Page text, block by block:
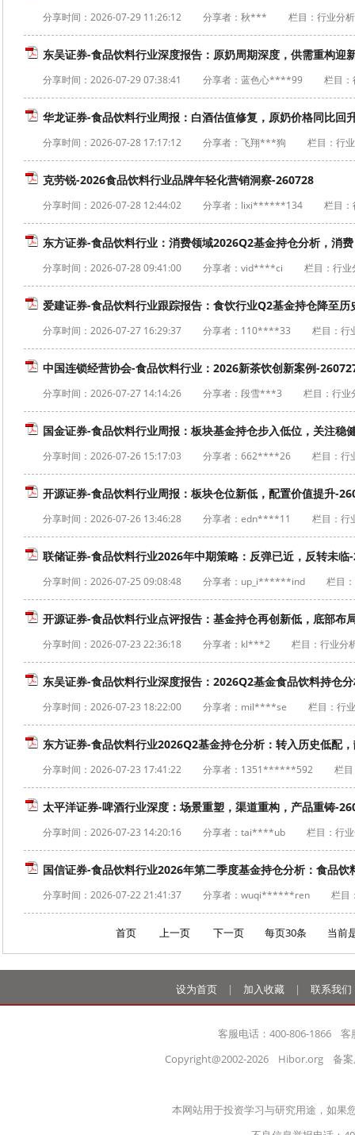
分享时间： 2026-07-29 11:26:12 分享者：秋*** 栏目：行业分析
东吴证券-食品饮料行业深度报告：原奶周期深度，供需重构迎
分享时间： 2026-07-29 07:38:41 分享者：蓝色心****99 栏目
华龙证券-食品饮料行业周报：白酒估值修复，原奶价格同比回
分享时间： 2026-07-28 17:17:12 分享者：飞翔***狗 栏目：行
克劳锐-2026食品饮料行业品牌年轻化营销洞察-260728
分享时间： 2026-07-28 12:44:02 分享者：lixi******134 栏目
东方证券-食品饮料行业：消费领域2026Q2基金持仓分析，消
分享时间： 2026-07-28 09:41:00 分享者：vid****ci 栏目：行业
爱建证券-食品饮料行业跟踪报告：食饮行业Q2基金持仓降至
分享时间： 2026-07-27 16:29:37 分享者：110****33 栏目：行
中国连锁经营协会-食品饮料行业：2026新茶饮创新案例-
分享时间： 2026-07-27 14:14:26 分享者：段雪***3 栏目：行业
国金证券-食品饮料行业周报：板块基金持仓步入低位，关注稳
分享时间： 2026-07-26 15:17:03 分享者：662****26 栏目：行
开源证券-食品饮料行业周报：板块仓位新低，配置价值提升-
分享时间： 2026-07-26 13:46:28 分享者：edn****11 栏目：行
联储证券-食品饮料行业2026年中期策略：反弹已近，反转未临
分享时间： 2026-07-25 09:08:48 分享者：up_i******ind 栏目
开源证券-食品饮料行业点评报告：基金持仓再创新低，底部布
分享时间： 2026-07-23 22:36:18 分享者：kl***2 栏目：行业分
东吴证券-食品饮料行业深度报告：2026Q2基金食品饮料持仓
分享时间： 2026-07-23 18:22:00 分享者：mil****se 栏目：行
东方证券-食品饮料行业2026Q2基金持仓分析：转入历史低配
分享时间： 2026-07-23 17:41:22 分享者：1351******592 栏
太平洋证券-啤酒行业深度：场景重塑，渠道重构，产品重铸-
分享时间： 2026-07-23 14:20:16 分享者：tai****ub 栏目：行
国信证券-食品饮料行业2026年第二季度基金持仓分析：食品
分享时间： 2026-07-22 21:41:37 分享者：wuqi******ren 栏目
首页 上一页 下一页每页30条 当前
设为首页 | 加入收藏 | 联系我们
客服电话：400-806-1866
Copyright@2002-2026    Hibor.org    备
本网站用于投资学习与研究用途，如果